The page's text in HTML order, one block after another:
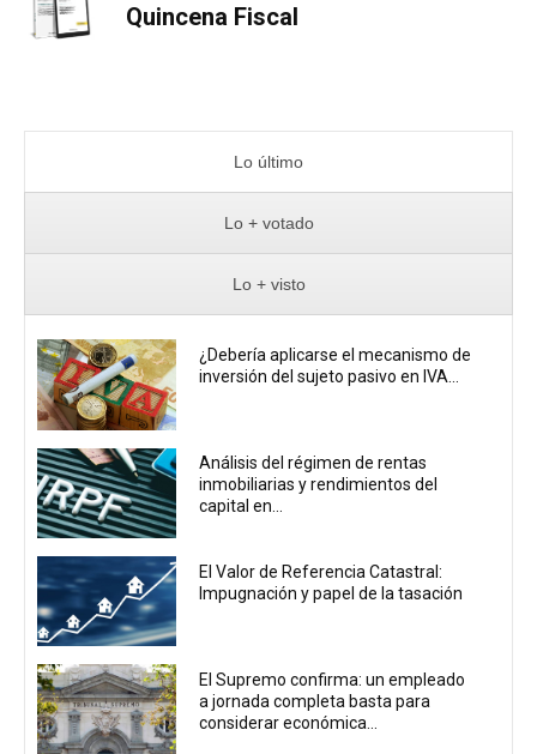
Quincena Fiscal
Lo último
Lo + votado
Lo + visto
¿Debería aplicarse el mecanismo de
inversión del sujeto pasivo en IVA...
Análisis del régimen de rentas
inmobiliarias y rendimientos del
capital en...
El Valor de Referencia Catastral:
Impugnación y papel de la tasación
El Supremo confirma: un empleado
a jornada completa basta para
considerar económica...